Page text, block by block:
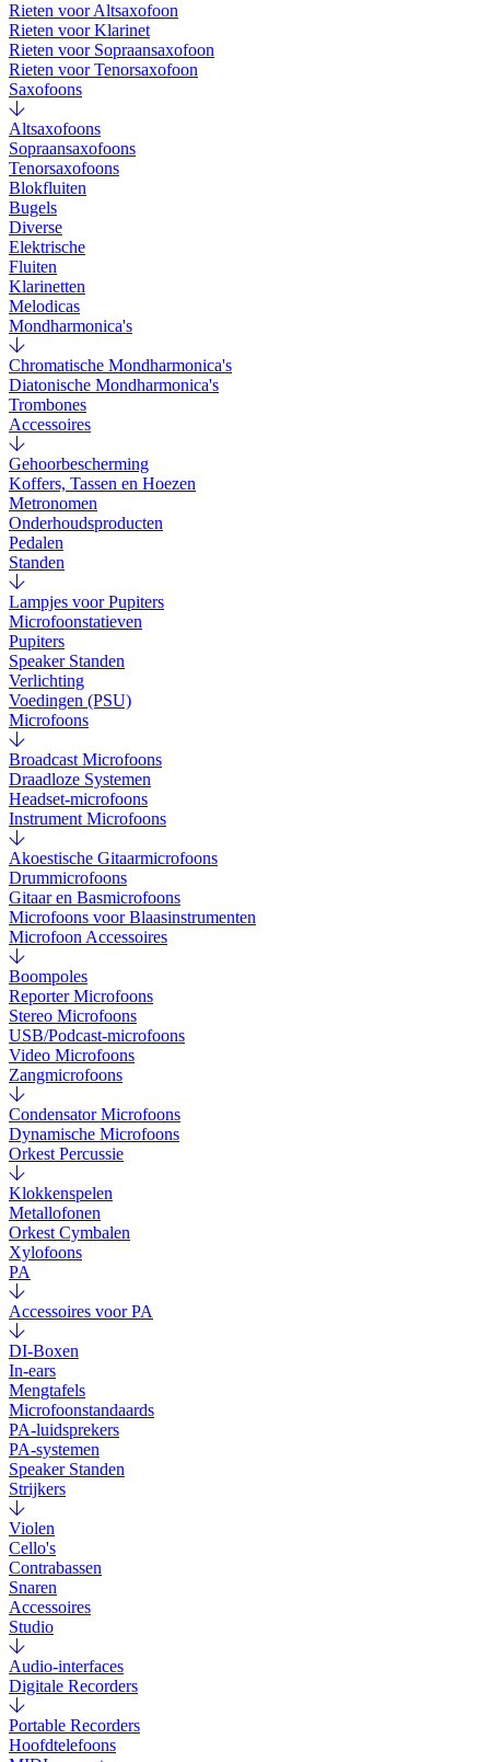
Rieten voor Altsaxofoon
Rieten voor Klarinet
Rieten voor Sopraansaxofoon
Rieten voor Tenorsaxofoon
Saxofoons
Altsaxofoons
Sopraansaxofoons
Tenorsaxofoons
Blokfluiten
Bugels
Diverse
Elektrische
Fluiten
Klarinetten
Melodicas
Mondharmonica's
Chromatische Mondharmonica's
Diatonische Mondharmonica's
Trombones
Accessoires
Gehoorbescherming
Koffers, Tassen en Hoezen
Metronomen
Onderhoudsproducten
Pedalen
Standen
Lampjes voor Pupiters
Microfoonstatieven
Pupiters
Speaker Standen
Verlichting
Voedingen (PSU)
Microfoons
Broadcast Microfoons
Draadloze Systemen
Headset-microfoons
Instrument Microfoons
Akoestische Gitaarmicrofoons
Drummicrofoons
Gitaar en Basmicrofoons
Microfoons voor Blaasinstrumenten
Microfoon Accessoires
Boompoles
Reporter Microfoons
Stereo Microfoons
USB/Podcast-microfoons
Video Microfoons
Zangmicrofoons
Condensator Microfoons
Dynamische Microfoons
Orkest Percussie
Klokkenspelen
Metallofonen
Orkest Cymbalen
Xylofoons
PA
Accessoires voor PA
DI-Boxen
In-ears
Mengtafels
Microfoonstandaards
PA-luidsprekers
PA-systemen
Speaker Standen
Strijkers
Violen
Cello's
Contrabassen
Snaren
Accessoires
Studio
Audio-interfaces
Digitale Recorders
Portable Recorders
Hoofdtelefoons